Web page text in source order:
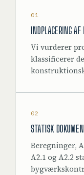
01
INDPLACERING
Vi vurderer
klassificerer
02
STATISK
Beregninger,
A2.1 og A2.2